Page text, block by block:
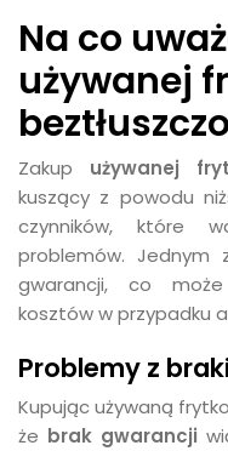
Na co
używanej
Zakup używanej
kuszący z powodu
czynników, które
problemów. Jednym
gwarancji, co
kosztów w przypadku
Problemy z
Kupując używaną
że brak gwarancji